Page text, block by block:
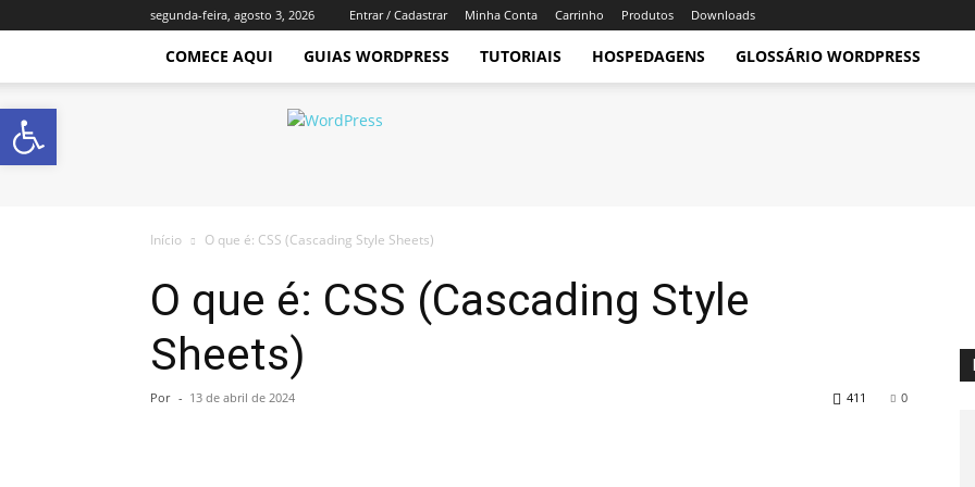
segunda-feira, agosto 3, 2026 Entrar / Cadastrar Minha Conta Carrinho Produtos Downloads
COMECE AQUI GUIAS WORDPRESS TUTORIAIS HOSPEDAGENS GLOSSÁRIO WORDPRESS
Início O que é: CSS (Cascading Style Sheets)
O que é: CSS (Cascading Style
Sheets)
Por - 13 de abril de 2024 0
411
Abrir a barra de ferramentas